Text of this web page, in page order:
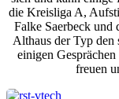
die Kreisliga A,
Falke Saerbeck und
Althaus der Typ den
einigen
freuen